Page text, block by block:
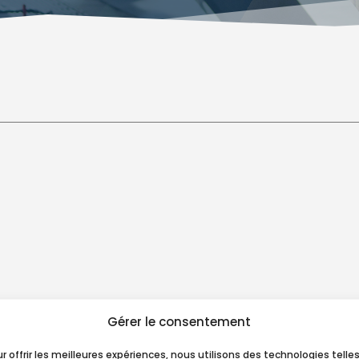
Gérer le consentement
offrir les meilleures expériences, nous utilisons des technologies telles